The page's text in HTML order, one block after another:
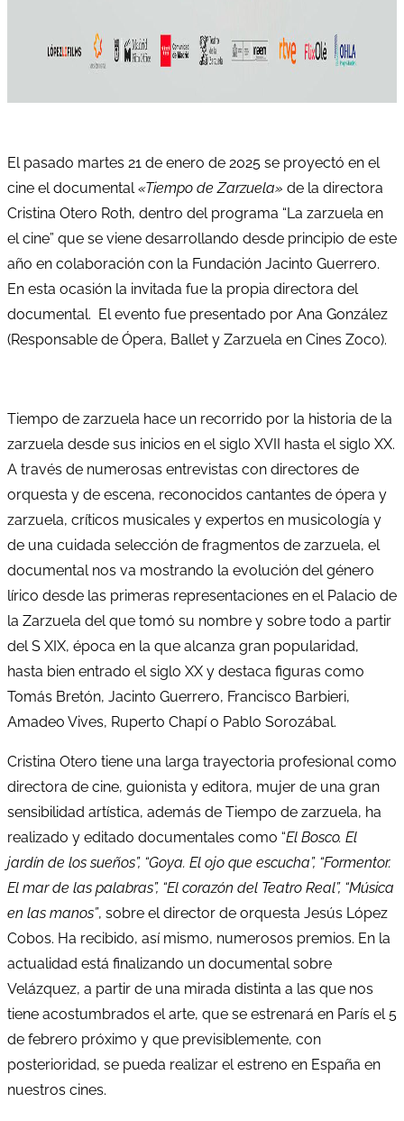
El pasado martes 21 de enero de 2025 se proyectó en el
cine el documental«Tiempo de Zarzuela» de la directora
Cristina Otero Roth, dentro del programa “La zarzuela en
el cine” que se viene desarrollando desde principio de este
año en colaboración con la Fundación Jacinto Guerrero.
En esta ocasión la invitada fue la propia directora del
documental. El evento fue presentado por Ana González
(Responsable de Ópera, Ballet y Zarzuela en Cines Zoco).
Tiempo de zarzuela hace un recorrido por la historia de la
zarzuela desde sus inicios en el siglo XVII hasta el siglo XX.
A través de numerosas entrevistas con directores de
orquesta y de escena, reconocidos cantantes de ópera y
zarzuela, críticos musicales y expertos en musicología y
de una cuidada selección de fragmentos de zarzuela, el
documental nos va mostrando la evolución del género
lírico desde las primeras representaciones en el Palacio de
la Zarzuela del que tomó su nombre y sobre todo a partir
del S XIX, época en la que alcanza gran popularidad,
hasta bien entrado el siglo XX y destaca figuras como
Tomás Bretón, Jacinto Guerrero, Francisco Barbieri,
Amadeo Vives, Ruperto Chapí o Pablo Sorozábal.
Cristina Otero tiene una larga trayectoria profesional como
directora de cine, guionista y editora, mujer de una gran
sensibilidad artística, además de Tiempo de zarzuela, ha
realizado y editado documentales como “El Bosco. El
jardín de los sueños”, “Goya. El ojo que escucha”, “Formentor.
El mar de las palabras”, “El corazón del Teatro Real”, “Música
en las manos”, sobre el director de orquesta Jesús López
Cobos. Ha recibido, así mismo, numerosos premios. En la
actualidad está finalizando un documental sobre
Velázquez, a partir de una mirada distinta a las que nos
tiene acostumbrados el arte, que se estrenará en París el 5
de febrero próximo y que previsiblemente, con
posterioridad, se pueda realizar el estreno en España en
nuestros cines.